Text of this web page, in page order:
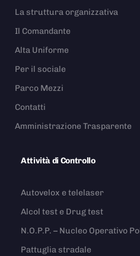
La struttura organizzativa
Il Comandante
Alta Uniforme
Per il sociale
Parco Mezzi
Contatti
Amministrazione Trasparente
Attività di Controllo
Autovelox e telelaser
Alcol test e Drug test
N.O.P.P. – Nucleo Operativo
Pattuglia stradale